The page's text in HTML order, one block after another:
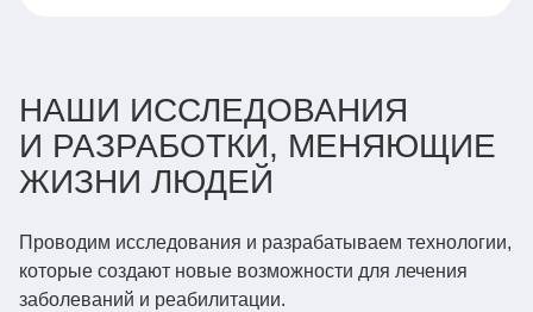
НАШИ ИССЛЕДОВАНИЯ
И РАЗРАБОТКИ, МЕНЯЮЩИЕ
ЖИЗНИ ЛЮДЕЙ
Проводим исследования и разрабатываем технологии,
которые создают новые возможности для лечения
заболеваний и реабилитации.